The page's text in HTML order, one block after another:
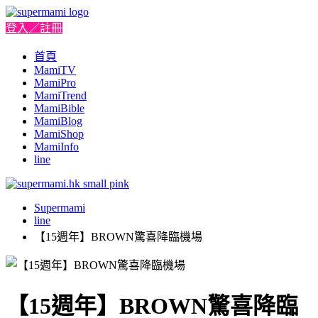
登入／註冊
首頁
MamiTV
MamiPro
MamiTrend
MamiBible
MamiBlog
MamiShop
MamiInfo
line
Supermami
line
【15週年】BROWN驚喜降臨機場
【15週年】BROWN驚喜降臨